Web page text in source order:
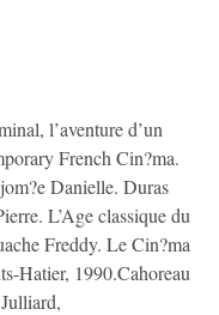
l’aventure d’un
French Cin?ma.
Danielle. Duras
L’Age classique du
Freddy. Le Cin?ma
Hatier, 1990.Cahoreau